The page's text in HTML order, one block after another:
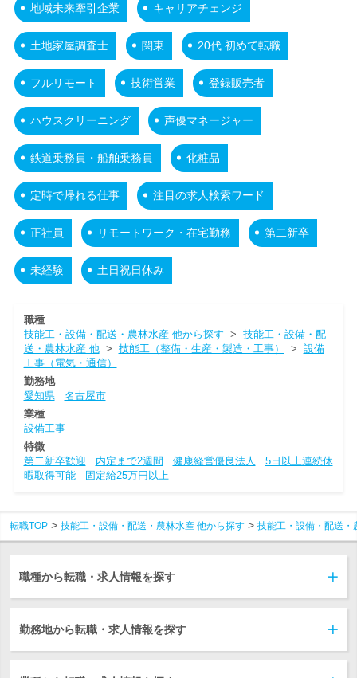
地域未来牽引企業 キャリアチェンジ
土地家屋調査士 関東 20代 初めて転職
フルリモート 技術営業 登録販売者
ハウスクリーニング 声優マネージャー
鉄道乗務員・船舶乗務員 化粧品
定時で帰れる仕事 注目の求人検索ワード
正社員 リモートワーク・在宅勤務 第二新卒
未経験 土日祝日休み
職種
技能工・設備・配送・農林水産 他から探す > 技能工・設備・配
送・農林水産 他> 技能工（整備・生産・製造・工事） > 設備
工事（電気・通信）
勤務地
愛知県
名古屋市
業種
設備工事
特徴
第二新卒歓迎
内定まで2週間 健康経営優良法人
5日以上連続休
暇取得可能
固定給25万円以上
転職TOP 技能工・設備・配送・農林水産 他から探す 技能工・設備・配送・
職種から転職・求人情報を探す
勤務地から転職・求人情報を探す